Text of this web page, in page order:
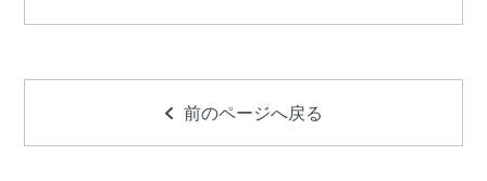
前のページへ戻る